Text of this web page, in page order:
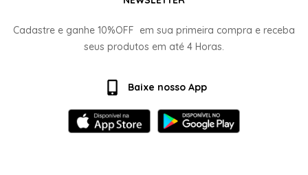
Cadastre e ganhe 10%OFF em sua primeira compra e receba
seus produtos em até 4 Horas.
Baixe nosso App